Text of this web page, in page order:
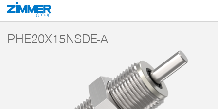
Démarrage Produits
PHE20X15NSDE-A